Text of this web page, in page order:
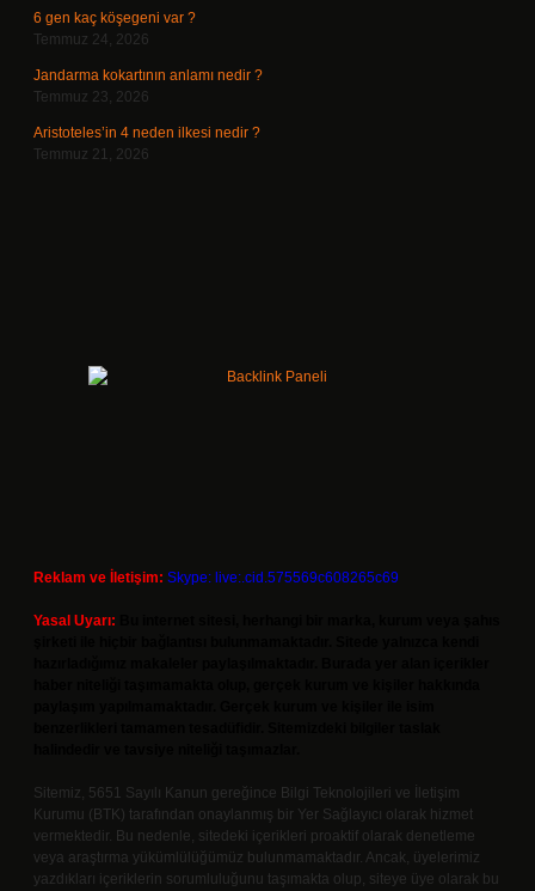
6 gen kaç köşegeni var ?
Temmuz 24, 2026
Jandarma kokartının anlamı nedir ?
Temmuz 23, 2026
Aristoteles’in 4 neden ilkesi nedir ?
Temmuz 21, 2026
Reklam ve İletişim: Skype: live:.cid.575569c608265c69
Yasal Uyarı:
Sitemiz, 5651 Sayılı Kanun gereğince Bilgi Teknolojileri ve İletişim
Kurumu (BTK) tarafından onaylanmış bir Yer Sağlayıcı olarak hizmet
vermektedir. Bu nedenle, sitedeki içerikleri proaktif olarak denetleme
veya araştırma yükümlülüğümüz bulunmamaktadır. Ancak, üyelerimiz
yazdıkları içeriklerin sorumluluğunu taşımakta olup, siteye üye olarak bu